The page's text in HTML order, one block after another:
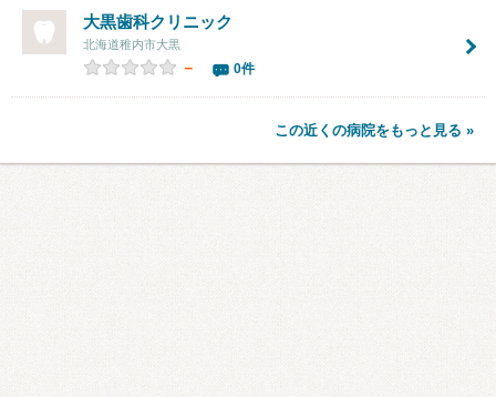
大黒歯科クリニック
北海道稚内市大黒
－ 0件
この近くの病院をもっと見る »